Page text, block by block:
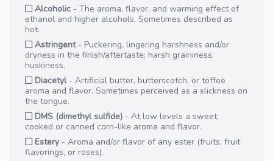
Alcoholic - The aroma, flavor, and warming effect of
ethanol and higher alcohols. Sometimes described as
hot.
Astringent- Puckering, lingering harshness and/or
dryness in the finish/aftertaste; harsh graininess;
huskiness.
Diacetyl- Artificial butter, butterscotch, or toffee
aroma and flavor. Sometimes perceived as a slickness on
the tongue.
DMS (dimethyl sulfide) - At low levels a sweet,
cooked or canned corn-like aroma and flavor.
Estery- Aroma and/or flavor of any ester (fruits, fruit
flavorings, or roses).